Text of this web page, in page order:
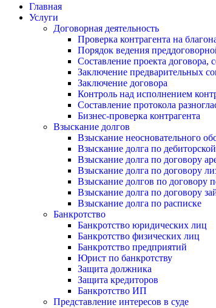
Главная
Услуги
Договорная деятельность
Проверка контрагента на
Порядок ведения
Составление проекта договора,
Заключение предварительных
Заключение договора
Контроль над исполнением
Составление протокола
Бизнес-проверка контрагента
Взыскание долгов
Взыскание неосновательного
Взыскание долга по
Взыскание долга по договору
Взыскание долга по договору
Взыскание долгов по договору
Взыскание долга по договору
Взыскание долга по расписке
Банкротство
Банкротство юридических лиц
Банкротство физических лиц
Банкротство предприятий
Юрист по банкротству
Защита должника
Защита кредиторов
Банкротство ИП
Представление интересов в суде